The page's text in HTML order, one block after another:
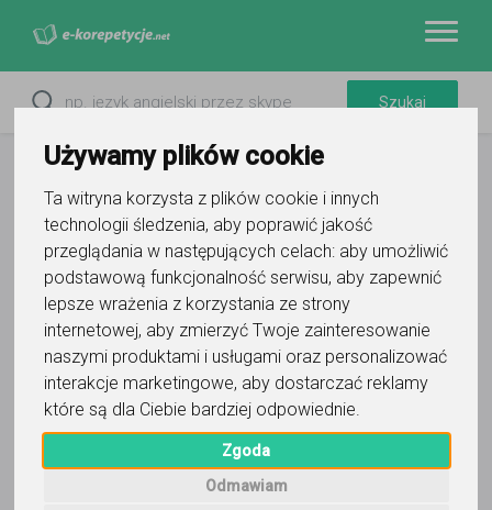
Używamy plików cookie
Ta witryna korzysta z plików cookie i innych
technologii śledzenia, aby poprawić jakość
przeglądania w następujących celach: aby umożliwić
podstawową funkcjonalność serwisu, aby zapewnić
lepsze wrażenia z korzystania ze strony
internetowej, aby zmierzyć Twoje zainteresowanie
naszymi produktami i usługami oraz personalizować
interakcje marketingowe, aby dostarczać reklamy
które są dla Ciebie bardziej odpowiednie
Zgoda
Odmawiam